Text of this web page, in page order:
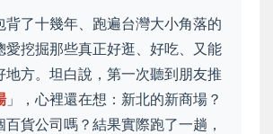
背了十幾年、跑遍台灣大小角落的
愛挖掘那些真正好逛、好吃、又能
地方。坦白說，第一次聽到朋友推
」，心裡還在想：新北的新商場？
貨公司嗎？結果實際跑了一趟，